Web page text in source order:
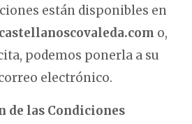
están disponibles en
o,
podemos ponerla a su
electrónico.
de las Condiciones